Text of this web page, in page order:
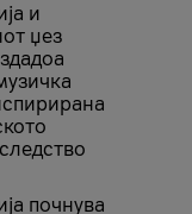
и
џез
почнува